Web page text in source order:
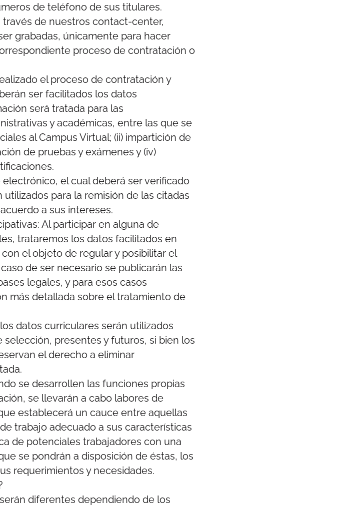
de teléfono de sus titulares.
de nuestros contact-center,
grabadas, únicamente para hacer
proceso de contratación o
el proceso de contratación y
ser facilitados los datos
será tratada para las
y académicas, entre las que se
al Campus Virtual; (ii) impartición de
de pruebas y exámenes y (iv)
el cual deberá ser verificado
para la remisión de las citadas
a sus intereses.
Al participar en alguna de
trataremos los datos facilitados en
el objeto de regular y posibilitar el
de ser necesario se publicarán las
legales, y para esos casos
más detallada sobre el tratamiento de
datos curriculares serán utilizados
presentes y futuros, si bien los
el derecho a eliminar
se desarrollen las funciones propias
se llevarán a cabo labores de
establecerá un cauce entre aquellas
trabajo adecuado a sus características
de potenciales trabajadores con una
se pondrán a disposición de éstas, los
requerimientos y necesidades.
diferentes dependiendo de los